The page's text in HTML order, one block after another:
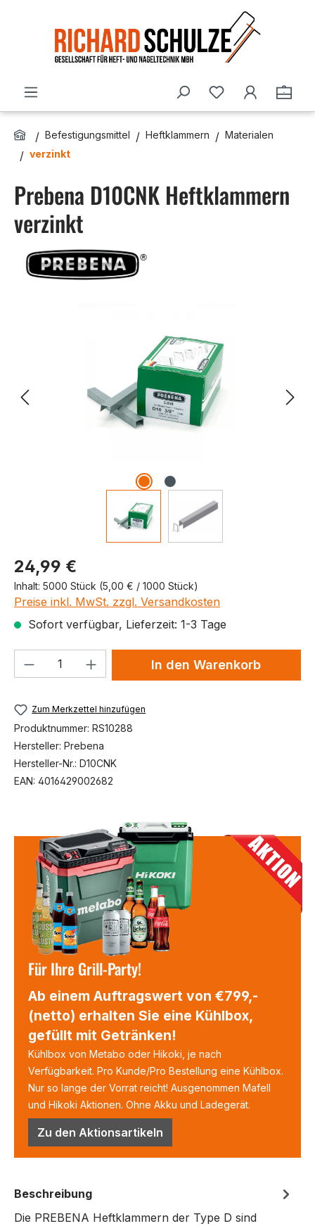
Du hast 0
Befestigungsmittel Heftklammern
Materialen
verzinkt
Prebena D10CNK Heftklammern
verzinkt
Produktpreis
24,99 €
Inhalt: 5000 Stück (5,00 € / 1000 Stück)
Preise inkl. MwSt. zzgl. Versandkosten
Sofort verfügbar, Lieferzeit: 1-3 Tage
Produkt Anzahl: Gib denIn den Warenkorb
Zum Merkzettel hinzufügen
Produktnummer: RS10288
Hersteller: Prebena
Hersteller-Nr.: D10CNK
EAN: 4016429002682
Für Ihre Grill-Party!
Ab einem Auftragswert von €799,-
(netto) erhalten Sie eine Kühlbox,
gefüllt mit Getränken!
Kühlbox von Metabo oder Hikoki, je nach
Verfügbarkeit. Pro Kunde/Pro Bestellung eine Kühlbox.
Nur so lange der Vorrat reicht! Ausgenommen Mafell
und Hikoki Aktionen. Ohne Akku und Ladegerät.
Zu den Aktionsartikeln
Beschreibung
Die PREBENA Heftklammern der Type D sind